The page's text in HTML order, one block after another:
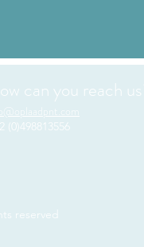
can you reach
(0)498813556
reserved